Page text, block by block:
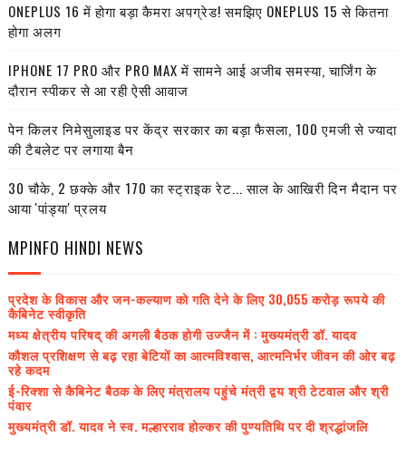
ONEPLUS 16 में होगा बड़ा कैमरा अपग्रेड! समझिए ONEPLUS 15 से कितना
होगा अलग
IPHONE 17 PRO और PRO MAX में सामने आई अजीब समस्या, चार्जिंग के
दौरान स्पीकर से आ रही ऐसी आवाज
पेन किलर निमेसुलाइड पर केंद्र सरकार का बड़ा फैसला, 100 एमजी से ज्यादा
की टैबलेट पर लगाया बैन
30 चौके, 2 छक्के और 170 का स्ट्राइक रेट... साल के आखिरी दिन मैदान पर
आया 'पांड्या' प्रलय
MPINFO HINDI NEWS
प्रदेश के विकास और जन-कल्याण को गति देने के लिए 30,055 करोड़ रूपये की
कैबिनेट स्वीकृति
मध्य क्षेत्रीय परिषद् की अगली बैठक होगी उज्जैन में : मुख्यमंत्री डॉ. यादव
कौशल प्रशिक्षण से बढ़ रहा बेटियों का आत्मविश्वास, आत्मनिर्भर जीवन की ओर बढ़
रहे कदम
ई-रिक्शा से कैबिनेट बैठक के लिए मंत्रालय पहुंचे मंत्री द्वय श्री टेटवाल और श्री
पंवार
मुख्यमंत्री डॉ. यादव ने स्व. मल्हारराव होल्कर की पुण्यतिथि पर दी श्रद्धांजलि